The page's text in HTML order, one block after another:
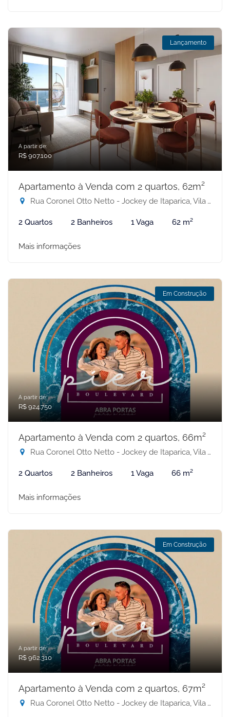
Lançamento
A partir de:
R$ 907.100
Apartamento à Venda com 2 quartos, 62m²
Rua Coronel Otto Netto - Jockey de Itaparica, Vila Velha-ES
2 Quartos 2 Banheiros 1 Vaga 62 m²
Mais informações
Em Construção
A partir de:
R$ 924.750
Apartamento à Venda com 2 quartos, 66m²
Rua Coronel Otto Netto - Jockey de Itaparica, Vila Velha-ES
2 Quartos 2 Banheiros 1 Vaga 66 m²
Mais informações
Em Construção
A partir de:
R$ 962.310
Apartamento à Venda com 2 quartos, 67m²
Rua Coronel Otto Netto - Jockey de Itaparica, Vila Velha-ES